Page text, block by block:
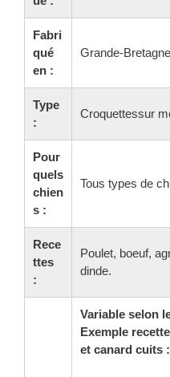
Fabri
qué
en :
Grande-Bretagne
Type
:
Croquettessur
Pour
quels
chien
s :
Tous types de
Rece
ttes
:
Poulet, boeuf,
dinde.
Variable selon
Exemple
et canard cuits :